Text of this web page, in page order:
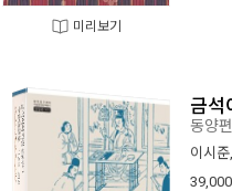
미리보기
금석
동양
이시준
39,000